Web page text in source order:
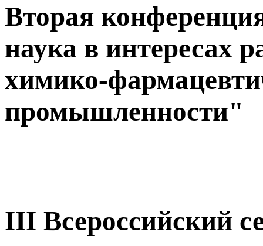
Вторая
наука в интересах
химико-
промышленности"
III Всероссийский